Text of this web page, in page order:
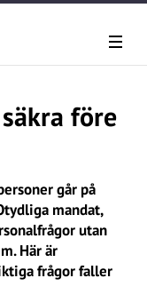
före
går på
mandat,
utan
Här är
frågor faller